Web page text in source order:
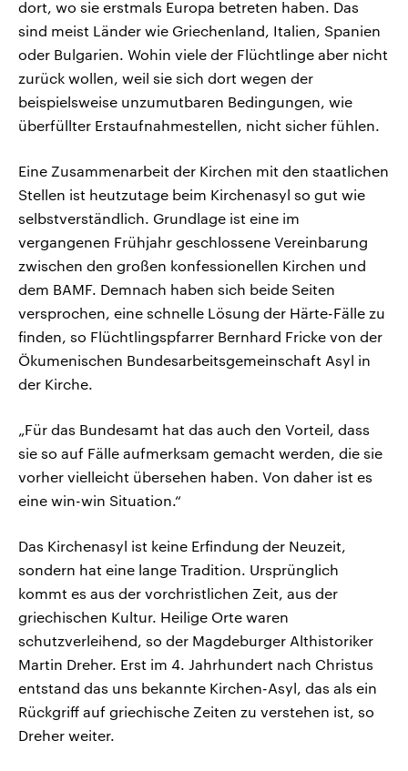
dort, wo sie erstmals Europa betreten haben. Das
sind meist Länder wie Griechenland, Italien, Spanien
oder Bulgarien. Wohin viele der Flüchtlinge aber nicht
zurück wollen, weil sie sich dort wegen der
beispielsweise unzumutbaren Bedingungen, wie
überfüllter Erstaufnahmestellen, nicht sicher fühlen.
Eine Zusammenarbeit der Kirchen mit den staatlichen
Stellen ist heutzutage beim Kirchenasyl so gut wie
selbstverständlich. Grundlage ist eine im
vergangenen Frühjahr geschlossene Vereinbarung
zwischen den großen konfessionellen Kirchen und
dem BAMF. Demnach haben sich beide Seiten
versprochen, eine schnelle Lösung der Härte-Fälle zu
finden, so Flüchtlingspfarrer Bernhard Fricke von der
Ökumenischen Bundesarbeitsgemeinschaft Asyl in
der Kirche.
„Für das Bundesamt hat das auch den Vorteil, dass
sie so auf Fälle aufmerksam gemacht werden, die sie
vorher vielleicht übersehen haben. Von daher ist es
eine win-win Situation.“
Das Kirchenasyl ist keine Erfindung der Neuzeit,
sondern hat eine lange Tradition. Ursprünglich
kommt es aus der vorchristlichen Zeit, aus der
griechischen Kultur. Heilige Orte waren
schutzverleihend, so der Magdeburger Althistoriker
Martin Dreher. Erst im 4. Jahrhundert nach Christus
entstand das uns bekannte Kirchen-Asyl, das als ein
Rückgriff auf griechische Zeiten zu verstehen ist, so
Dreher weiter.